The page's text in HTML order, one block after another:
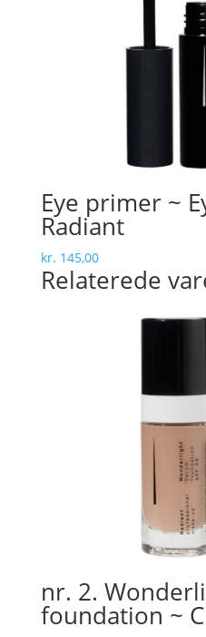
Eye primer ~
Radiant
kr. 145,00
Relaterede
nr. 2.
foundation ~